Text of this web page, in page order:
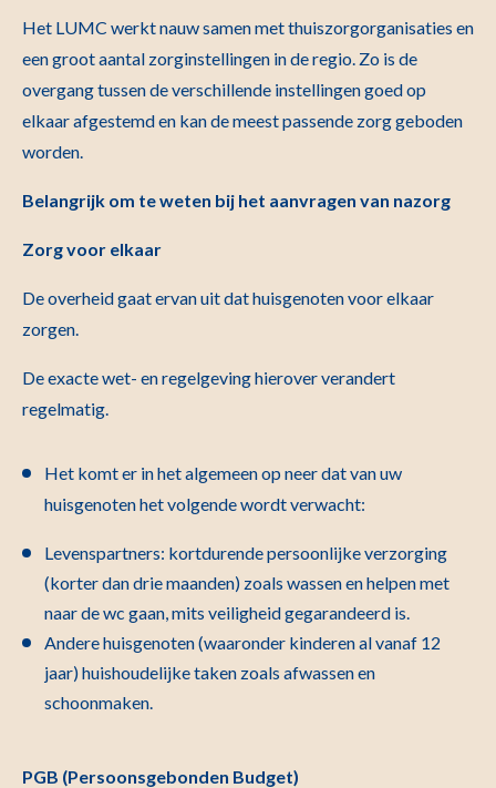
Het LUMC werkt nauw samen met thuiszorgorganisaties en
een groot aantal zorginstellingen in de regio. Zo is de
overgang tussen de verschillende instellingen goed op
elkaar afgestemd en kan de meest passende zorg geboden
worden.
Belangrijk om te weten bij het aanvragen van nazorg
Zorg voor elkaar
De overheid gaat ervan uit dat huisgenoten voor elkaar
zorgen.
De exacte wet- en regelgeving hierover verandert
regelmatig.
Het komt er in het algemeen op neer dat van uw
huisgenoten het volgende wordt verwacht:
Levenspartners: kortdurende persoonlijke verzorging
(korter dan drie maanden) zoals wassen en helpen met
naar de wc gaan, mits veiligheid gegarandeerd is.
Andere huisgenoten (waaronder kinderen al vanaf 12
jaar) huishoudelijke taken zoals afwassen en
schoonmaken.
PGB (Persoonsgebonden Budget)